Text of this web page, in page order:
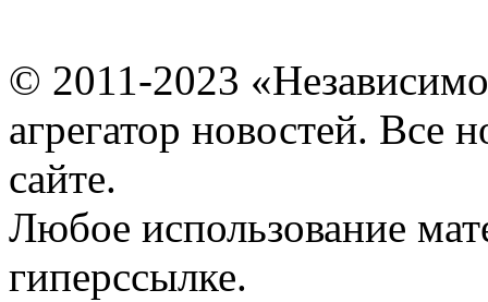
© 2011-2023
агрегатор новостей. Все
сайте.
Любое использование
гиперссылке.